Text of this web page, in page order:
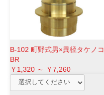
B-102 町野式男×異径タケノコ
BR
￥1,320 ～ ￥7,260